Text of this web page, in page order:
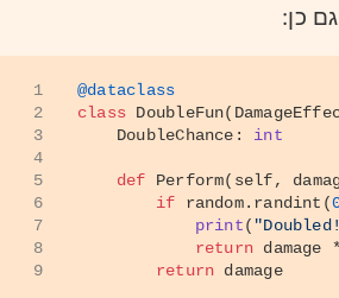
כן:
1
2
3
4
5
6
7
8
9
@dataclass
class DoubleFun(
    DoubleChance:
int
def Perform( self,
if random.randint(
print(
return damage
return damage